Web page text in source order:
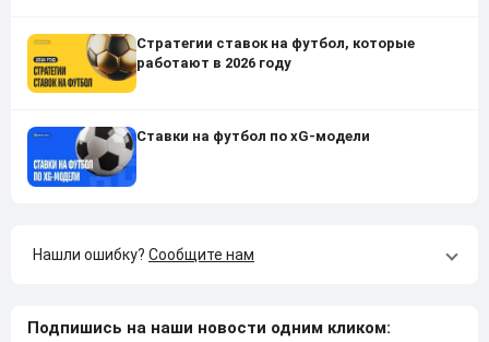
Стратегии ставок на футбол, которые
работают в 2026 году
Ставки на футбол по xG-модели
Нашли ошибку? Сообщите нам
Подпишись на наши новости одним кликом: